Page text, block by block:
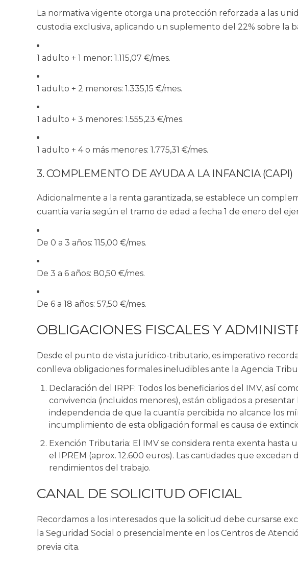
La normativa vigente otorga una protección reforzada a las
custodia exclusiva, aplicando un suplemento del 22% sobre la
1 adulto + 1 menor: 1.115,07 €/mes.
1 adulto + 2 menores: 1.335,15 €/mes.
1 adulto + 3 menores: 1.555,23 €/mes.
1 adulto + 4 o más menores: 1.775,31 €/mes.
3. COMPLEMENTO DE AYUDA A LA INFANCIA (CAPI)
Adicionalmente a la renta garantizada, se establece un
cuantía varía según el tramo de edad a fecha 1 de enero del
De 0 a 3 años: 115,00 €/mes.
De 3 a 6 años: 80,50 €/mes.
De 6 a 18 años: 57,50 €/mes.
OBLIGACIONES FISCALES Y
Desde el punto de vista jurídico-tributario, es imperativo
conlleva obligaciones formales ineludibles ante la Agencia
Declaración del IRPF: Todos los beneficiarios del IMV, así
convivencia (incluidos menores), están obligados a presentar
independencia de que la cuantía percibida no alcance los
incumplimiento de esta obligación formal es causa de
Exención Tributaria: El IMV se considera renta exenta hasta
el IPREM (aprox. 12.600 euros). Las cantidades que
rendimientos del trabajo.
CANAL DE SOLICITUD OFICIAL
Recordamos a los interesados que la solicitud debe cursarse
la Seguridad Social o presencialmente en los Centros de
previa cita.